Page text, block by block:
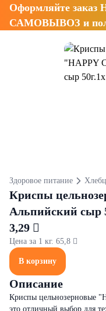
Оформляйте заказ
САМОВЫВОЗ и
Здоровое питание
Криспы
Альпийский сыр
3,29 
Цена за 1 кг. 65,8 
В корзину
Описание
Криспы цельнозерновые
это отличный выбор для